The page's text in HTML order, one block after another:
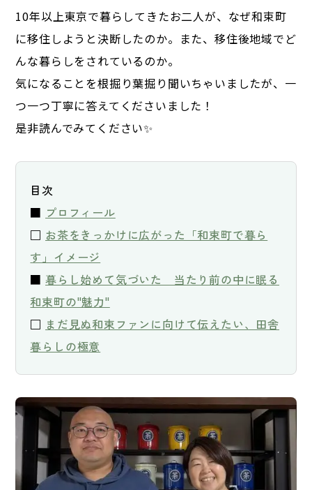
10年以上東京で暮らしてきたお二人が、なぜ和束町
に移住しようと決断したのか。また、移住後地域でど
んな暮らしをされているのか。
気になることを根掘り葉掘り聞いちゃいましたが、一
つ一つ丁寧に答えてくださいました！
是非読んでみてください✨
目次
■ プロフィール
□ お茶をきっかけに広がった「和束町で暮ら
す」イメージ
■ 暮らし始めて気づいた　当たり前の中に眠る
和束町の"魅力"
□ まだ見ぬ和束ファンに向けて伝えたい、田舎
暮らしの極意